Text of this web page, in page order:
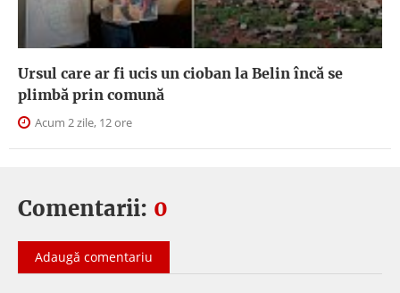
Ursul care ar fi ucis un cioban la Belin încă se
plimbă prin comună
Acum 2 zile, 12 ore
Comentarii: 0
Adaugă comentariu